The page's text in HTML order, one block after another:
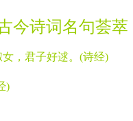
今诗词名句荟萃
，君子好逑。 (诗经)
)